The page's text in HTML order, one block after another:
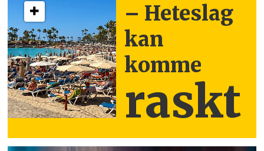
– Heteslag
kan
komme
raskt